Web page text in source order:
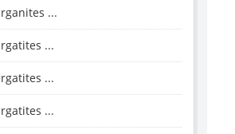
...
...
...
...